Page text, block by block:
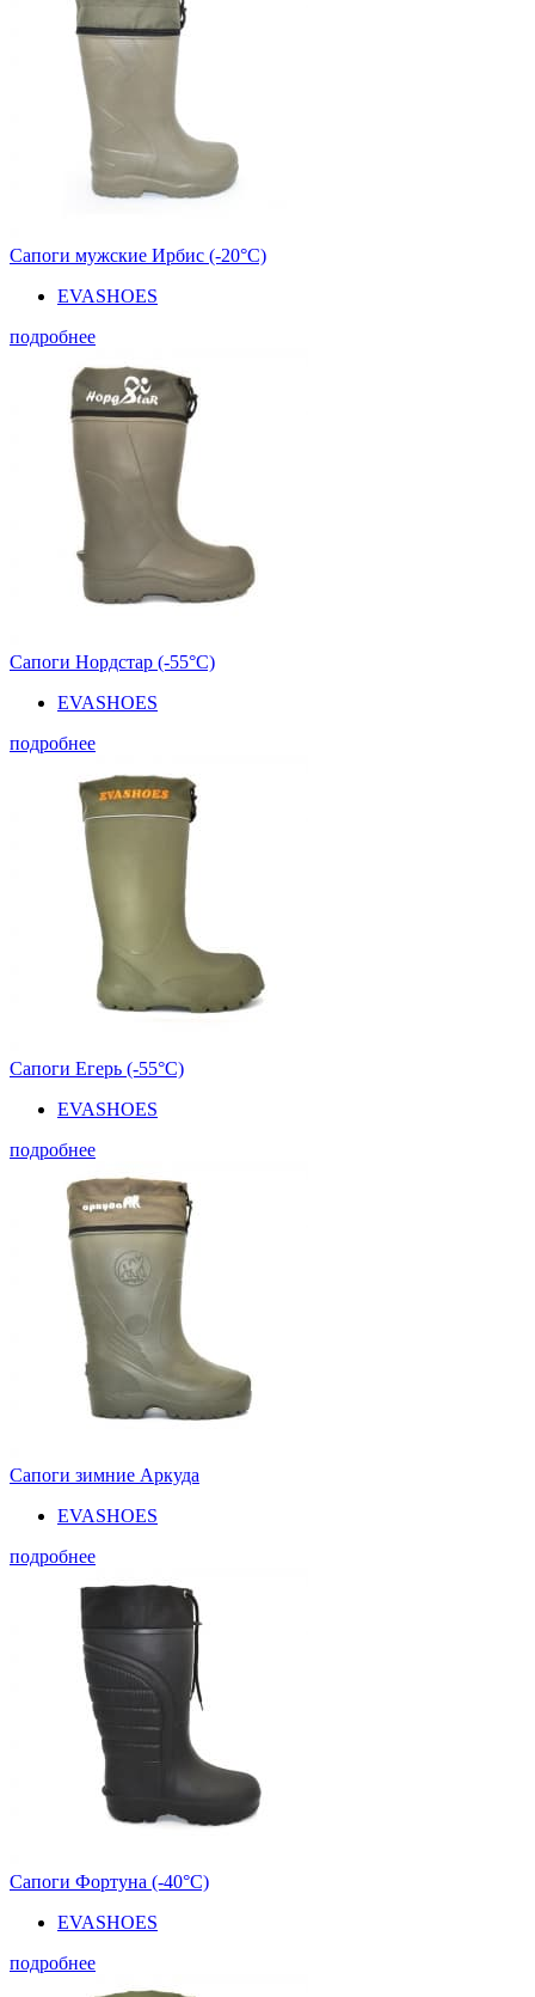
Сапоги мужские Ирбис (-20°С)
EVASHOES
подробнее
Сапоги Нордстар (-55°С)
EVASHOES
подробнее
Сапоги Егерь (-55°С)
EVASHOES
подробнее
Сапоги зимние Аркуда
EVASHOES
подробнее
Сапоги Фортуна (-40°С)
EVASHOES
подробнее